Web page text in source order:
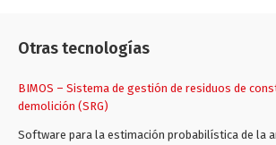
Otras tecnologías
BIMOS – Sistema de gestión de residuos de
demolición (SRG)
Software para la estimación probabilística de la